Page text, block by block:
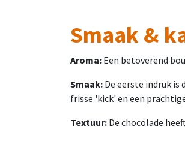
Smaak &
Aroma: Een betoverend
Smaak: De eerste indruk is
frisse 'kick' en een
Textuur: De chocolade